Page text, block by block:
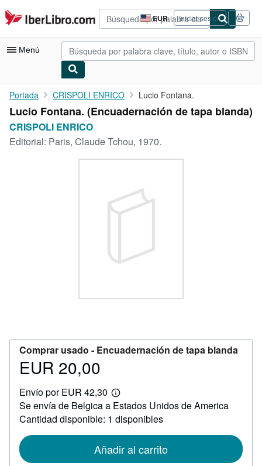
Pasar al contenido principal
IberLibro.com EUR
Preferencias
de
compra
del
Iniciar sesión
Menú
Mi cuenta
Consultar mis pedidos
Portada CRISPOLI ENRICO Lucio Fontana.
Lucio Fontana. (Encuadernación de tapa blanda)
CRISPOLI ENRICO
Editorial: Paris, Claude Tchou, 1970.
Comprar usado - Encuadernación de tapa blanda
Precio
20,00
EUR 20,00
Envío por EUR 42,30
Más
información
sobre
las
envío
Se envía de Belgica a Estados Unidos de America
Cantidad disponible: 1 disponibles
Añadir al carrito